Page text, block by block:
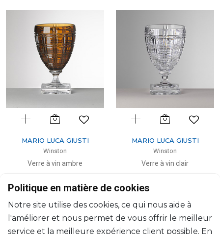
MARIO LUCA GIUSTI
Winston
Verre à vin ambre
$38
MARIO LUCA GIUSTI
Winston
Verre à vin clair
Politique en matière de cookies
Notre site utilise des cookies, ce qui nous aide à
l'améliorer et nous permet de vous offrir le meilleur
service et la meilleure expérience client possible. En